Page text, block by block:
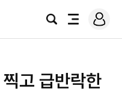
검
전
로
그
고 급반락한